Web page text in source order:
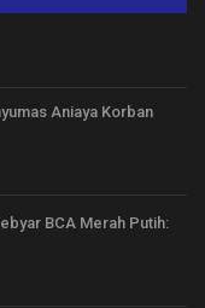
Aniaya Korban
BCA Merah Putih: